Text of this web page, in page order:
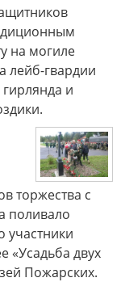
на могиле
лейб-гвардии
и
торжества с
поливало
участники
«Усадьба двух
Пожарских.